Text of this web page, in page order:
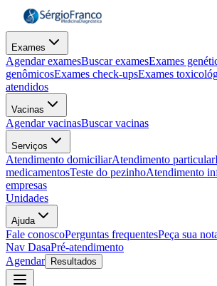
Exames
Agendar examesBuscar examesExames
genômicosExames check-upsExames
atendidos
Vacinas
Agendar vacinasBuscar vacinas
Serviços
Atendimento domiciliarAtendimento particular
medicamentosTeste do pezinhoAtendimento
empresas
Unidades
Ajuda
Fale conoscoPerguntas frequentesPeça sua
Nav DasaPré-atendimento
Agendar
Resultados